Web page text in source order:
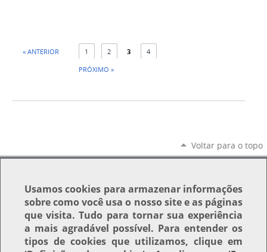
« ANTERIOR 1 2 3
4
PRÓXIMO »
Voltar para o topo
Usamoscookies para armazenar informações
sobre como você usa o nosso site e as páginas
que visita. Tudo para tornar sua experiência
a mais agradável possível. Para entender os
tipos de cookies que utilizamos, clique em